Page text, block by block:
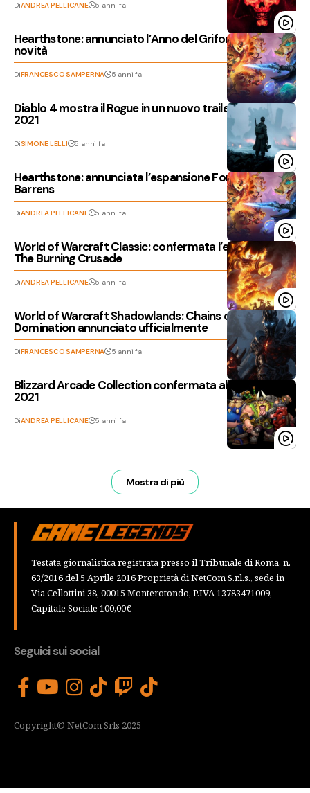
DiANDREA PELLICANE 5 anni fa
Hearthstone: annunciato l’Anno del Grifone, ecco le
novità
DiFRANCESCO SAMPERNA 5 anni fa
Diablo 4 mostra il Rogue in un nuovo trailer al BlizzCon
2021
DiSIMONE LELLI 5 anni fa
Hearthstone: annunciata l’espansione Forged in the
Barrens
DiANDREA PELLICANE 5 anni fa
World of Warcraft Classic: confermata l’espansione
The Burning Crusade
DiANDREA PELLICANE 5 anni fa
World of Warcraft Shadowlands: Chains of
Domination annunciato ufficialmente
DiFRANCESCO SAMPERNA 5 anni fa
Blizzard Arcade Collection confermata alla Blizzcon
2021
DiANDREA PELLICANE 5 anni fa
Mostra di più
Testata giornalistica registrata presso il Tribunale di Roma, n.
63/2016 del 5 Aprile 2016 Proprietà di NetCom S.r.l.s., sede in
Via Cellottini 38, 00015 Monterotondo, P.IVA 13783471009,
Capitale Sociale 100,00€
Seguici sui social
Copyright© NetCom Srls 2025